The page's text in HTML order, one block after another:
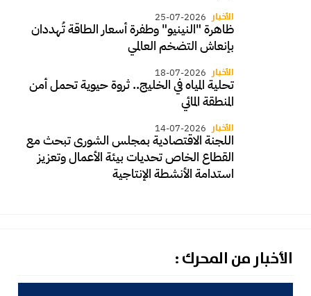
الأخبار 25-07-2026
ظاهرة "النينيو" وطفرة أسعار الطاقة تُهددان
بإنعاش التضخم العالمي
الأخبار 18-07-2026
تحلية المياه في الخليج.. ثروة حيوية تحمل أمن
المنطقة المائي
الأخبار 14-07-2026
اللجنة الاقتصادية بمجلس الشورى تبحث مع
القطاع الخاص تحديات بيئة الأعمال وتعزيز
استدامة الأنشطة الإنتاجية
الأخبار من المحرك :